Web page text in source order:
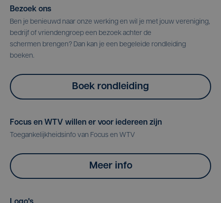
Bezoek ons
Ben je benieuwd naar onze werking en wil je met jouw vereniging,
bedrijf of vriendengroep een bezoek achter de
schermen brengen? Dan kan je een begeleide rondleiding
boeken.
Boek rondleiding
Focus en WTV willen er voor iedereen zijn
Toegankelijkheidsinfo van Focus en WTV
Meer info